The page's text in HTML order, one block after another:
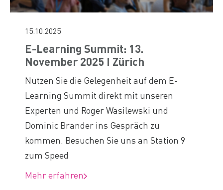
15.10.2025
E-Learning Summit: 13.
November 2025 I Zürich
Nutzen Sie die Gelegenheit auf dem E-
Learning Summit direkt mit unseren
Experten und Roger Wasilewski und
Dominic Brander ins Gespräch zu
kommen. Besuchen Sie uns an Station 9
zum Speed
Mehr erfahren